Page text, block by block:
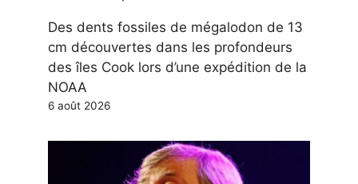
Des dents fossiles de mégalodon de 13
cm découvertes dans les profondeurs
des îles Cook lors d’une expédition de la
NOAA
6 août 2026